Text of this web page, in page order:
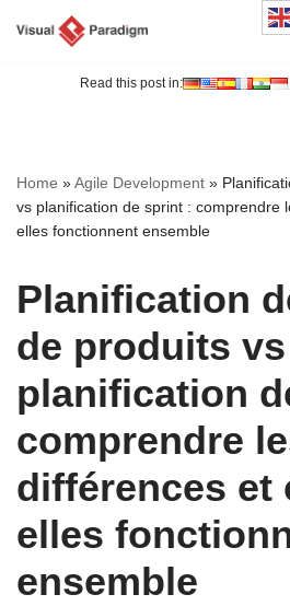
Read this post in:
Home »Agile Development »
vs planification de sprint : comprendre
elles fonctionnent ensemble
Planification
de produits vs
planification
comprendre
différences et
elles
ensemble